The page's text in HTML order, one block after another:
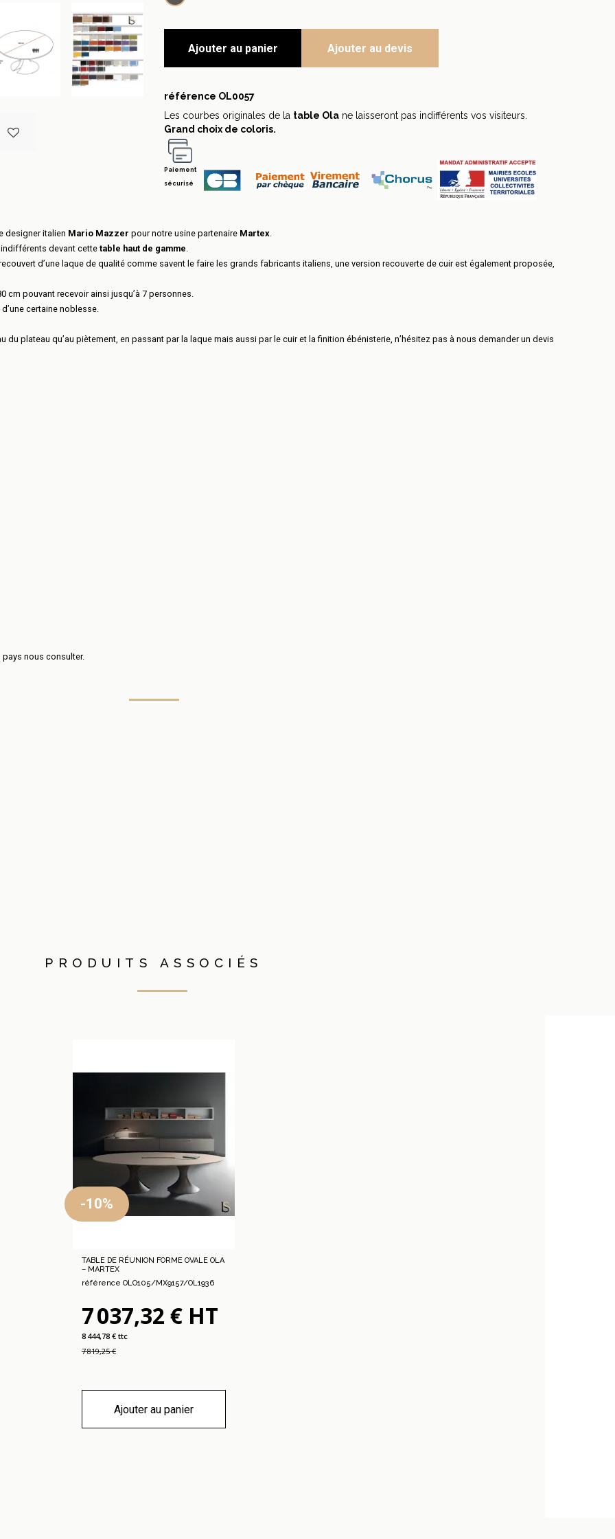
Ajouter au panier Ajouter au devis
référence OL0057
Les courbes originales de la table Ola ne laisseront pas indifférents vos visiteurs.
Grand choix de coloris.
Paiement
sécurisé
designer italien Mario Mazzer pour notre usine partenaire Martex.
devant cette table haut de gamme.
d’une laque de qualité comme savent le faire les grands fabricants italiens, une version recouverte de cuir est également proposée,
cm pouvant recevoir ainsi jusqu’à 7 personnes.
certaine noblesse.
plateau qu’au piètement, en passant par la laque mais aussi par le cuir et la finition ébénisterie, n’hésitez pas à nous demander un devis
nous consulter.
PRODUITS ASSOCIÉS
-10%
TABLE DE RÉUNION FORME OVALE OLA
– MARTEX
référence OLO105/MX9157/OL1936
7 037,32 € HT
8 444,78 € ttc
7 819,25 €
Ajouter au panier